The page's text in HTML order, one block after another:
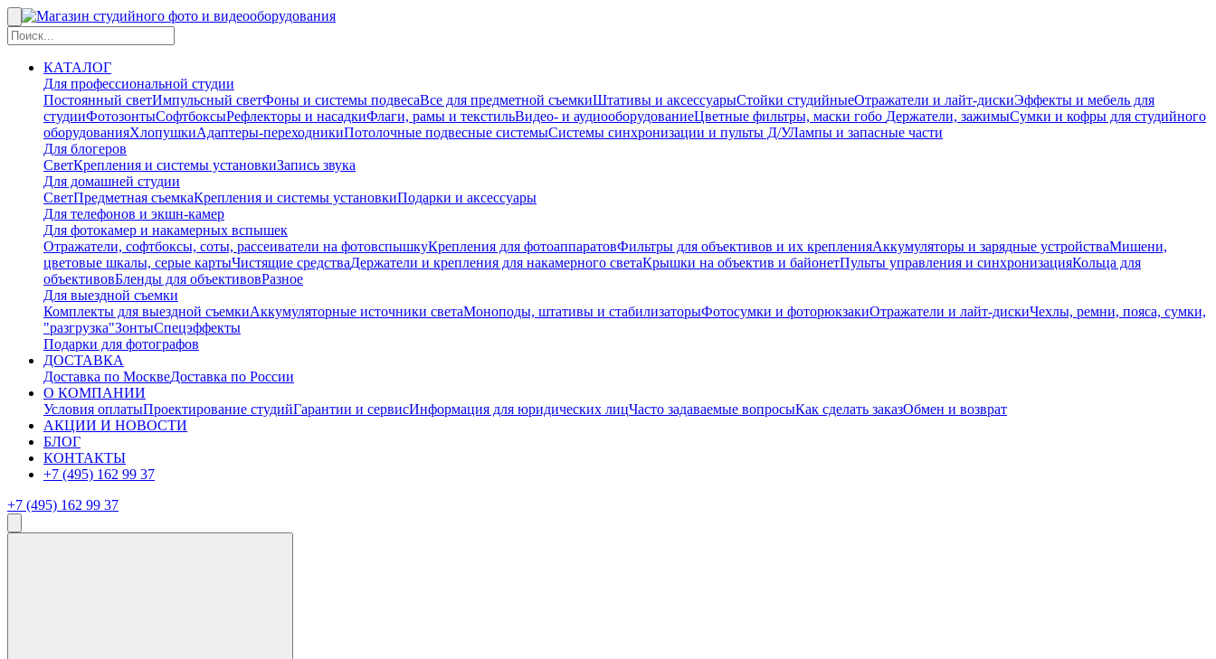
КАТАЛОГ
Для профессиональной студии
Постоянный светИмпульсный светФоны и системы подвесаВсе для предметной съемкиШтативы и аксессуарыСтойки студийныеОтражатели и лайт-дискиЭффекты и мебель для
студииФотозонтыСофтбоксыРефлекторы и насадкиФлаги, рамы и текстильВидео- и аудиооборудованиеЦветные фильтры, маски гобо Держатели, зажимыСумки и кофры для студийного
оборудованияХлопушкиАдаптеры-переходникиПотолочные подвесные системыСистемы синхронизации и пульты Д/УЛампы и запасные части
Для блогеров
СветКрепления и системы установкиЗапись звука
Для домашней студии
СветПредметная съемкаКрепления и системы установкиПодарки и аксессуары
Для телефонов и экшн-камер
Для фотокамер и накамерных вспышек
Отражатели, софтбоксы, соты, рассеиватели на фотовспышкуКрепления для фотоаппаратовФильтры для объективов и их крепленияАккумуляторы и зарядные устройстваМишени,
цветовые шкалы, серые картыЧистящие средстваДержатели и крепления для накамерного светаКрышки на объектив и байонетПульты управления и синхронизацияКольца для
объективовБленды для объективовРазное
Для выездной съемки
Комплекты для выездной съемкиАккумуляторные источники светаМоноподы, штативы и стабилизаторыФотосумки и фоторюкзакиОтражатели и лайт-дискиЧехлы, ремни, пояса, сумки,
"разгрузка"ЗонтыСпецэффекты
Подарки для фотографов
ДОСТАВКА
Доставка по МосквеДоставка по России
О КОМПАНИИ
Условия оплатыПроектирование студийГарантии и сервисИнформация для юридических лицЧасто задаваемые вопросыКак сделать заказОбмен и возврат
АКЦИИ И НОВОСТИ
БЛОГ
КОНТАКТЫ
+7 (495) 162 99 37
+7 (495) 162 99 37